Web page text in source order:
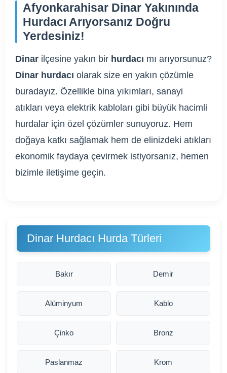
Afyonkarahisar Dinar Yakınında
Hurdacı Arıyorsanız Doğru
Yerdesiniz!
Dinar ilçesine yakın bir hurdacı mı arıyorsunuz?
Dinar hurdacı olarak size en yakın çözümle
buradayız. Özellikle bina yıkımları, sanayi
atıkları veya elektrik kabloları gibi büyük hacimli
hurdalar için özel çözümler sunuyoruz. Hem
doğaya katkı sağlamak hem de elinizdeki atıkları
ekonomik faydaya çevirmek istiyorsanız, hemen
bizimle iletişime geçin.
Dinar Hurdacı Hurda Türleri
Bakır Demir
Alüminyum Kablo
Çinko Bronz
Paslanmaz Krom